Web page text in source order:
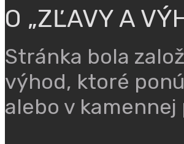
O „ZĽAVY A
Stránka bola
výhod, ktoré
alebo v kamennej